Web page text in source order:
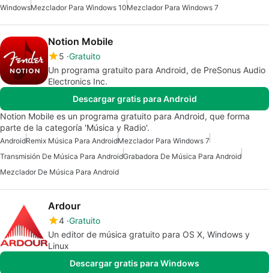
WindowsMezclador Para Windows 10Mezclador Para Windows 7
Notion Mobile
5 Gratuito
Un programa gratuito para Android, de PreSonus Audio
Electronics Inc.
Descargar gratis para Android
Notion Mobile es un programa gratuito para Android, que forma
parte de la categoría 'Música y Radio'.
AndroidRemix Música Para AndroidMezclador Para Windows 7
Transmisión De Música Para AndroidGrabadora De Música Para Android
Mezclador De Música Para Android
Ardour
4 Gratuito
Un editor de música gratuito para OS X, Windows y
Linux
Descargar gratis para Windows